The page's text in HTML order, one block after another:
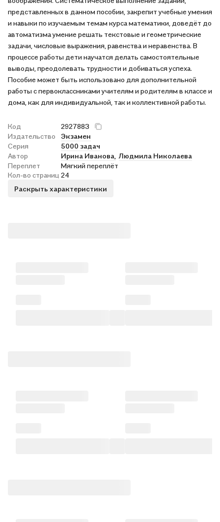
представленных в данном пособии, закрепит учебные умения
и навыки по изучаемым темам курса математики, доведёт до
автоматизма умение решать текстовые и геометрические
задачи, числовые выражения, равенства и неравенства. В
процессе работы дети научатся делать самостоятельные
выводы, преодолевать трудности и добиваться успеха.
Пособие может быть использовано для дополнительной
работы с первоклассниками учителям и родителям в классе и
дома, как для индивидуальной, так и коллективной работы.
Код
2927883
Издательство
Экзамен
Серия
5000 задач
Автор
Ирина Иванова, Людмила Николаева
Переплет
Мягкий переплёт
Кол-во страниц 24
Раскрыть характеристики